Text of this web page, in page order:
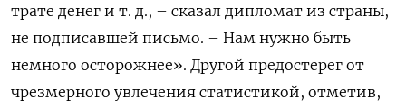
трате денег и т. д., – сказал дипломат из страны,
не подписавшей письмо. – Нам нужно быть
немного осторожнее». Другой предостерег от
чрезмерного увлечения статистикой, отметив,